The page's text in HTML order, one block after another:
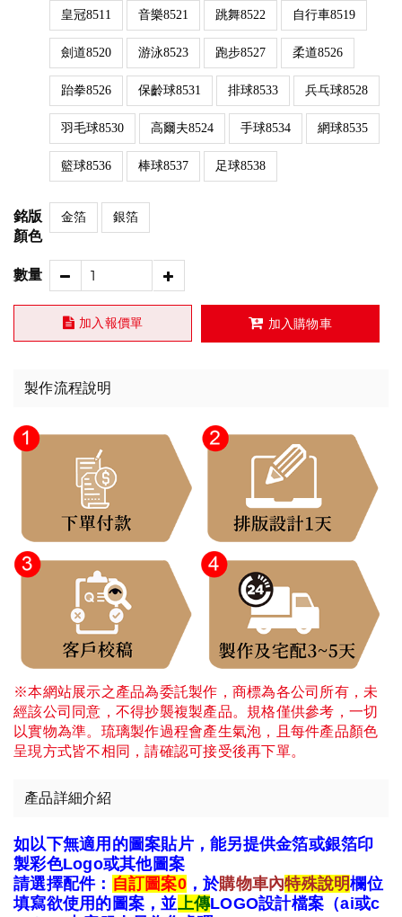
皇冠8511 音樂8521 跳舞8522 自行車8519
劍道8520 游泳8523 跑步8527 柔道8526
跆拳8526 保齡球8531 排球8533 兵乓球8528
羽毛球8530 高爾夫8524 手球8534 網球8535
籃球8536 棒球8537 足球8538
銘版
顏色
金箔 銀箔
數量
加入報價單 加入購物車
製作流程說明
※本網站展示之產品為委託製作，商標為各公司所有，未
經該公司同意，不得抄襲複製產品。規格僅供參考，一切
以實物為準。琉璃製作過程會產生氣泡，且每件產品顏色
呈現方式皆不相同，請確認可接受後再下單。
產品詳細介紹
如以下無適用的圖案貼片，能另提供金箔或銀箔印
製彩色Logo或其他圖案
請選擇配件： 自訂圖案0，於購物車內特殊說明欄位
填寫欲使用的圖案，並上傳LOGO設計檔案（ai或c